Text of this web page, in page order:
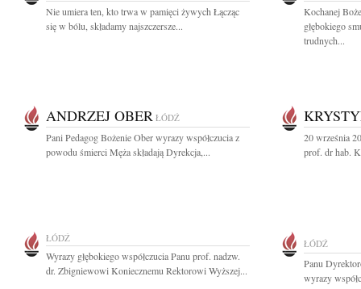
Nie umiera ten, kto trwa w pamięci żywych Łącząc
się w bólu, składamy najszczersze...
Kochanej
głębokiego
trudnych...
ANDRZEJ OBER ŁÓDŹ
Pani Pedagog Bożenie Ober wyrazy współczucia z
powodu śmierci Męża składają Dyrekcja,...
20 września
prof. dr hab.
ŁÓDŹ
Wyrazy głębokiego współczucia Panu prof. nadzw.
dr. Zbigniewowi Koniecznemu Rektorowi Wyższej...
ŁÓDŹ
Panu
wyrazy